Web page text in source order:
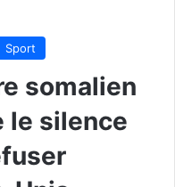
Sport
somalien
le silence